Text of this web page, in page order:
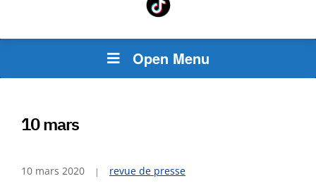
Open Menu
10 mars
10 mars 2020 revue de presse